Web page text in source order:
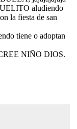
aludiendo
la fiesta de san
tiene o adoptan
NIÑO DIOS.